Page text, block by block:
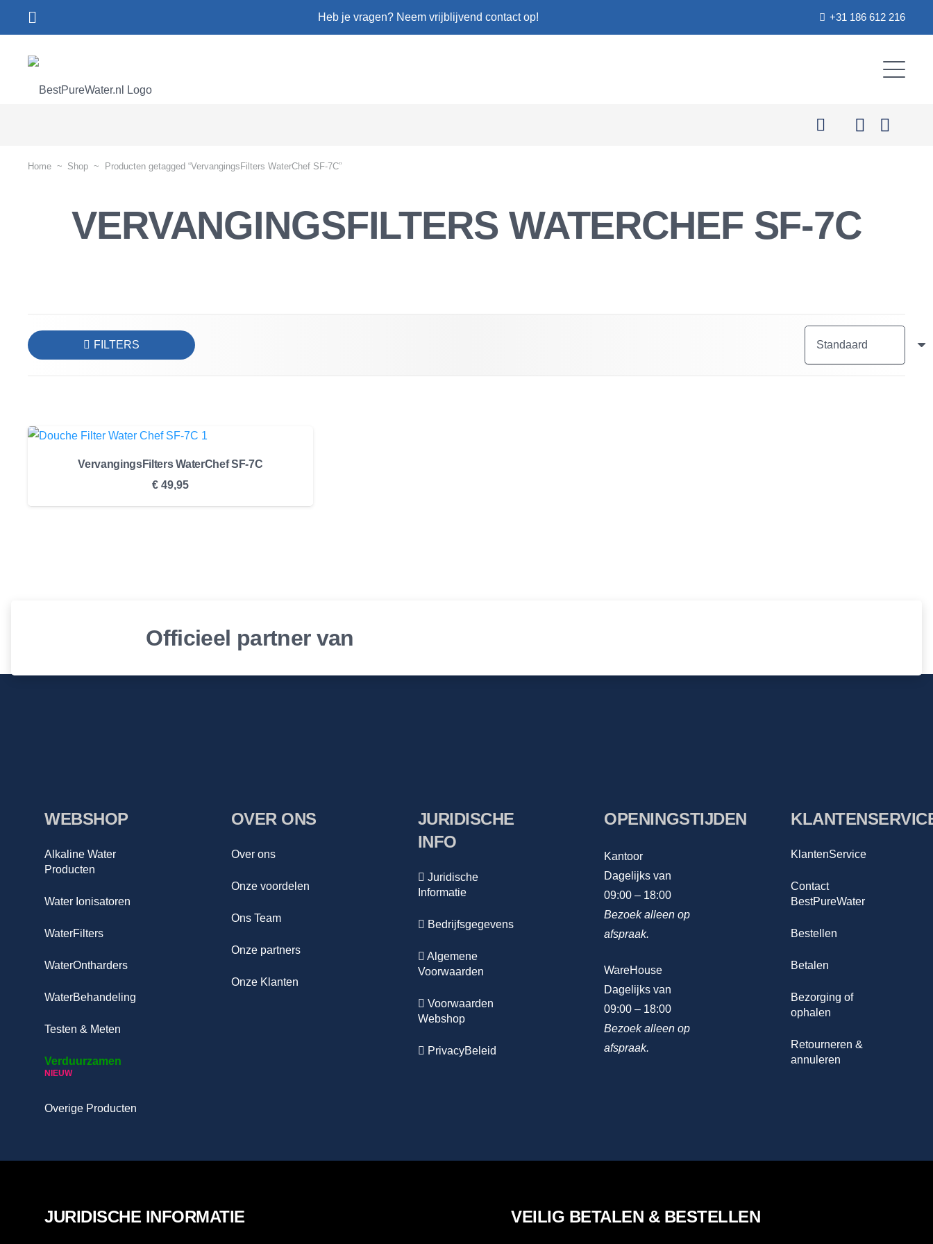
Heb je vragen? Neem vrijblijvend contact op! +31 186 612 216
Home ~ Shop ~ Producten getagged “VervangingsFilters WaterChef SF-7C”
VERVANGINGSFILTERS WATERCHEF SF-7C
FILTERS
VervangingsFilters WaterChef SF-7C
€49,95
Officieel partner van
WEBSHOP
Alkaline Water
Producten
Water Ionisatoren
WaterFilters
WaterOntharders
WaterBehandeling
Testen & Meten
Verduurzamen
NIEUW
Overige Producten
OVER ONS
Over ons
Onze voordelen
Ons Team
Onze partners
Onze Klanten
JURIDISCHE
INFO
Juridische
Informatie
Bedrijfsgegevens
Algemene
Voorwaarden
Voorwaarden
Webshop
PrivacyBeleid
OPENINGSTIJDEN
Kantoor
Dagelijks van
09:00 – 18:00
Bezoek alleen op
afspraak.
WareHouse
Dagelijks van
09:00 – 18:00
Bezoek alleen op
afspraak.
KlantenService
Contact
BestPureWater
Bestellen
Betalen
Bezorging of
ophalen
Retourneren &
annuleren
JURIDISCHE INFORMATIE VEILIG BETALEN & BESTELLEN